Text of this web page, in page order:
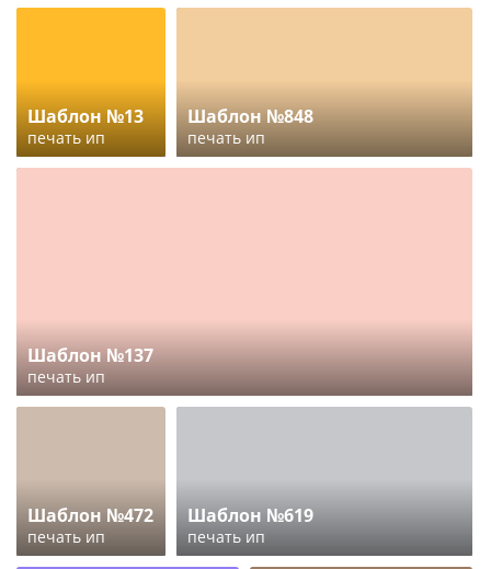
Шаблон №13
печать ип
Шаблон №848
печать ип
Шаблон №137
печать ип
Шаблон №472
печать ип
Шаблон №619
печать ип